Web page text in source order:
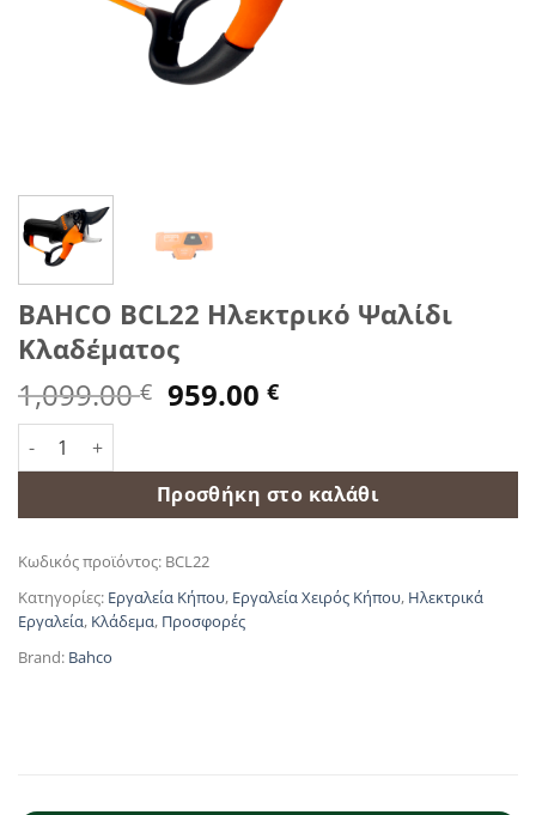
BAHCO BCL22 Ηλεκτρικό Ψαλίδι
Κλαδέματος
1,099.00€ Original
1,099.00 €.
959.00€Η
είναι:
959.00 €.
BAHCO BCL22 Ηλεκτρικό Ψαλίδι Κλαδέματος ποσότητα
Προσθήκη στο καλάθι
Κωδικός προϊόντος: BCL22
Κατηγορίες: Εργαλεία Κήπου, Εργαλεία Χειρός Κήπου, Ηλεκτρικά
Εργαλεία, Κλάδεμα, Προσφορές
Brand: Bahco